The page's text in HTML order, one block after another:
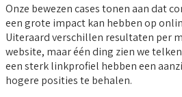
Onze bewezen cases tonen aan dat
een grote impact kan hebben op
Uiteraard verschillen resultaten per
website, maar één ding zien we
een sterk linkprofiel hebben een
hogere posities te behalen.